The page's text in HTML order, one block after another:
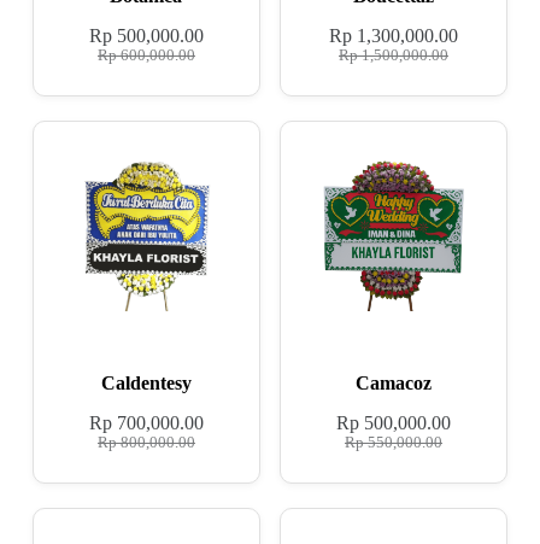
Rp600,000.00
Rp500,000.00
Rp1,500,000.00
Rp 1,300,000.00
Caldentesy
Rp800,000.00
Rp700,000.00
Camacoz
Rp550,000.00
Rp 500,000.00